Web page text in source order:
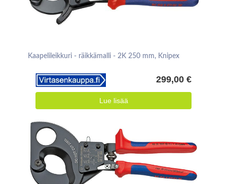
Kaapelileikkuri - räikkämalli - 2K 250 mm, Knipex
299,00 €
Lue lisää